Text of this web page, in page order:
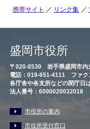
携帯サイト リンク集
盛岡市役所
〒020-8530 岩手県盛岡市
電話：019-651-4111 ファク
各庁舎や各支所などの閉庁日
法人番号：6000020032018
市役所の案内
市役所受付窓口